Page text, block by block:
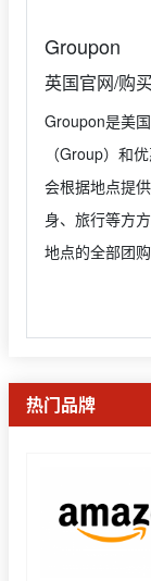
Groupon
英国官网/购买
Groupon是美
（Group）和
会根据地点提
身、旅行等方
地点的全部团
热门品牌